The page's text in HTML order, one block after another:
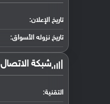
تاريخ الإعلان:
تاريخ نزوله الأسواق:
شبكة الاتصال
التقنية: